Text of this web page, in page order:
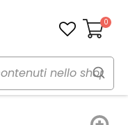
Carrello
0
Fanaleria